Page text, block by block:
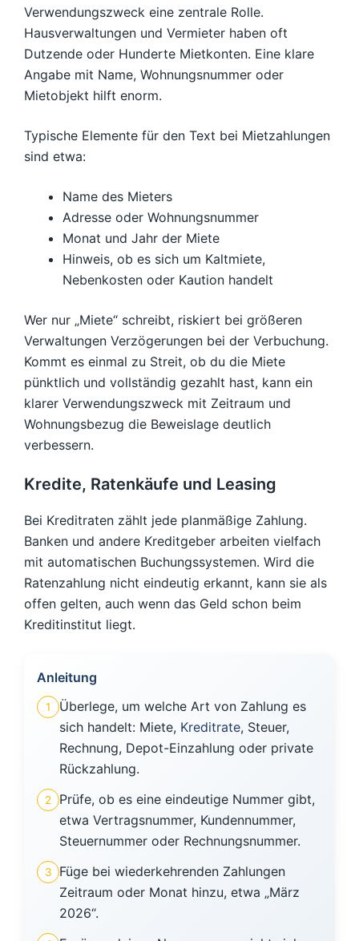
Verwendungszweck eine zentrale Rolle.
Hausverwaltungen und Vermieter haben oft
Dutzende oder Hunderte Mietkonten. Eine klare
Angabe mit Name, Wohnungsnummer oder
Mietobjekt hilft enorm.
Typische Elemente für den Text bei Mietzahlungen
sind etwa:
Name des Mieters
Adresse oder Wohnungsnummer
Monat und Jahr der Miete
Hinweis, ob es sich um Kaltmiete,
Nebenkosten oder Kaution handelt
Wer nur „Miete“ schreibt, riskiert bei größeren
Verwaltungen Verzögerungen bei der Verbuchung.
Kommt es einmal zu Streit, ob du die Miete
pünktlich und vollständig gezahlt hast, kann ein
klarer Verwendungszweck mit Zeitraum und
Wohnungsbezug die Beweislage deutlich
verbessern.
Kredite, Ratenkäufe und Leasing
Bei Kreditraten zählt jede planmäßige Zahlung.
Banken und andere Kreditgeber arbeiten vielfach
mit automatischen Buchungssystemen. Wird die
Ratenzahlung nicht eindeutig erkannt, kann sie als
offen gelten, auch wenn das Geld schon beim
Kreditinstitut liegt.
Anleitung
1
Überlege, um welche Art von Zahlung es
sich handelt: Miete, Kreditrate, Steuer,
Rechnung, Depot-Einzahlung oder private
Rückzahlung.
2
Prüfe, ob es eine eindeutige Nummer gibt,
etwa Vertragsnummer, Kundennummer,
Steuernummer oder Rechnungsnummer.
3
Füge bei wiederkehrenden Zahlungen
Zeitraum oder Monat hinzu, etwa „März
2026“.